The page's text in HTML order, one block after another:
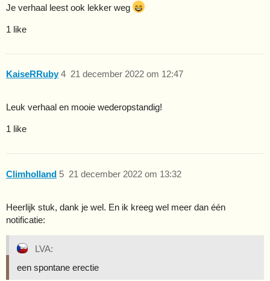
Je verhaal leest ook lekker weg
1 like
KaiseRRuby 21 december 2022 om 12:47
4
Leuk verhaal en mooie wederopstandig!
1 like
Climholland 21 december 2022 om 13:32
5
Heerlijk stuk, dank je wel. En ik kreeg wel meer dan één
notificatie:
LVA:
een spontane erectie